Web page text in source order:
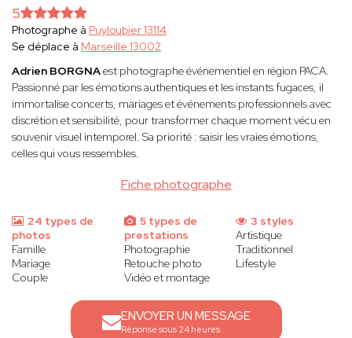
Fiche photographe
5
Photographe à Puyloubier 13114
Se déplace à Marseille 13002
Adrien BORGNAest photographe événementiel en région PACA.
Passionné par les émotions authentiques et les instants fugaces, il
immortalise concerts, mariages et événements professionnels avec
discrétion et sensibilité, pour transformer chaque moment vécu en
souvenir visuel intemporel. Sa priorité : saisir les vraies émotions,
celles qui vous ressembles.
24 types de
photos
Famille
Mariage
Couple
5 types de
prestations
Photographie
Retouche photo
Vidéo et montage
3 styles
Artistique
Traditionnel
Lifestyle
ENVOYER UN MESSAGE
Réponse sous 24 heures